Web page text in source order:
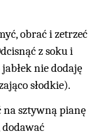
obrać i zetrzeć
z soku i
nie dodaję
słodkie).
na sztywną pianę
dodawać